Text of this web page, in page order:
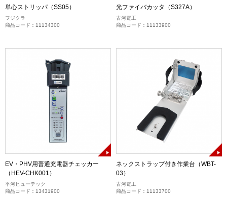
単心ストリッパ（SS05）
フジクラ
商品コード：11134300
光ファイバカッタ（S327A）
古河電工
商品コード：11133900
EV・PHV用普通充電器チェッカー
（HEV-CHK001）
平河ヒューテック
商品コード：13431900
ネックストラップ付き作業台（WBT-
03）
古河電工
商品コード：11133700